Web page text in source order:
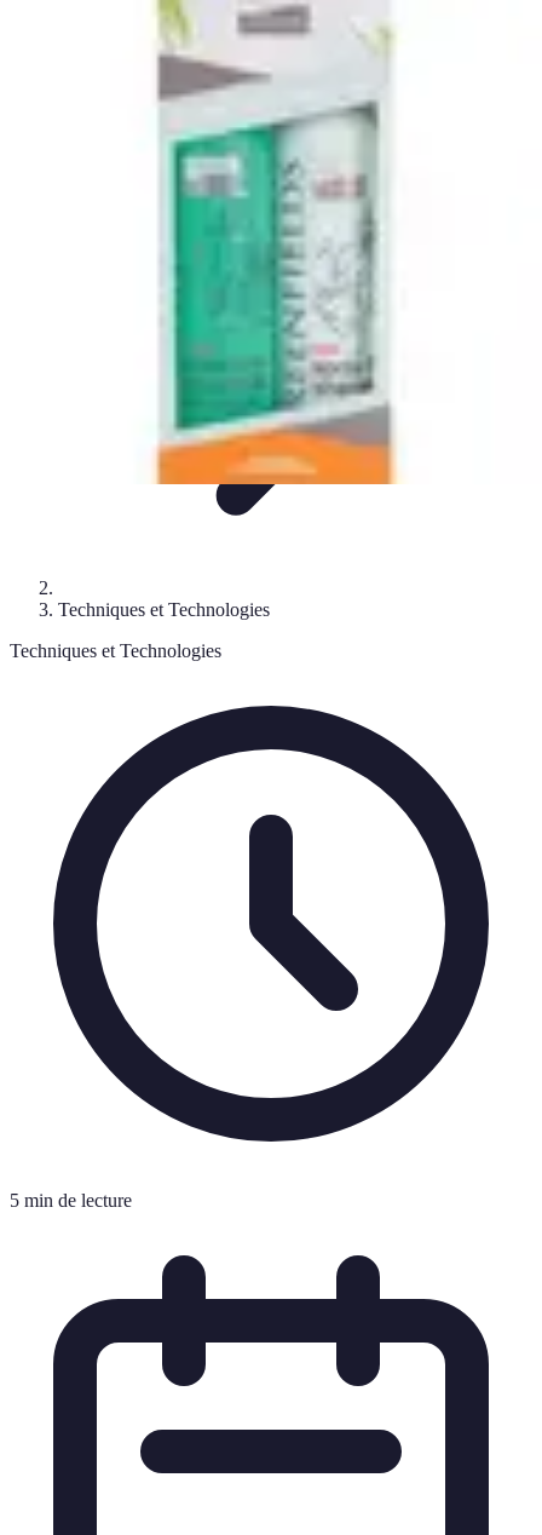
TechnologieGuidesDivertissement
Techniques et Technologies
Techniques et Technologies
5 min de lecture